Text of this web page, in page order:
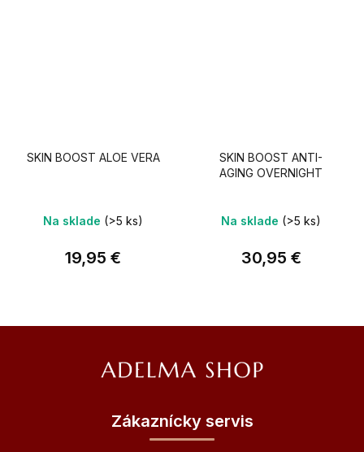
SKIN BOOST ALOE VERA
Na sklade (>5 ks)
19,95 €
SKIN BOOST ANTI-
AGING OVERNIGHT
Na sklade (>5 ks)
30,95 €
Zákaznícky servis